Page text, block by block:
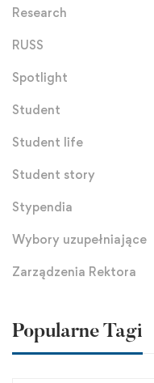
Research
RUSS
Spotlight
Student
Student life
Student story
Stypendia
Wybory uzupełniające
Zarządzenia Rektora
Popularne Tagi